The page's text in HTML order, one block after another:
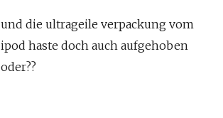
und die ultrageile verpackung vom
ipod haste doch auch aufgehoben
oder??